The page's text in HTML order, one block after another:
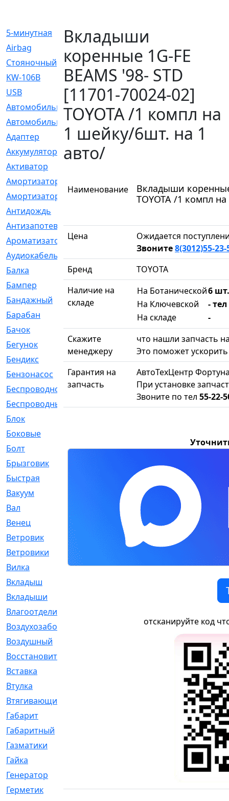
5-минутная
[1]
Airbag
[18]
Cтояночный
[1]
KW-106B
[0]
USB
[6]
Автомобильное
[6]
Автомобильный
[6]
Адаптер
[3]
Аккумулятор
[2]
Активатор
Амортизатор
Амортизаторы
[21]
Антидождь
Антизапотеватель
[1]
Ароматизатор
Аудиокабель
[2]
Балка
Бампер
Бандажный
Барабан
Бачок
[40]
Бегунок
[21]
Бендикс
[26]
Бензонасос
[17]
Беспроводное
[2]
Беспроводные
[1]
Блок
Боковые
Болт
[247]
Брызговик
Быстрая
Вакуум
Вал
Венец
Ветровик
Ветровики
Вилка
[15]
Вкладыш
Вкладыши
Влагоотделитель
Воздухозаборник
Воздушный
Восстановительный
Вставка
Втулка
Втягивающий
Габарит
Габаритный
Газматики
Гайка
Генератор
Герметик
[15]
Вкладыши
коренные 1G-FE
BEAMS '98- STD
[11701-70024-02]
TOYOTA /1 компл на
1 шейку/6шт. на 1
авто/
Наименование
Вкладыши коренные
TOYOTA /1 компл
Цена
Ожидается
Звоните8(3012)55-23-
Бренд
TOYOTA
Наличие на
складе
На Ботанической6
На Ключевской
- тел
На складе
-
Скажите
менеджеру
что нашли запчасть
Это поможет ускорить
Гарантия на
запчасть
АвтоТехЦентр
При установке
Звоните по тел 55-22-
отсканируйте код